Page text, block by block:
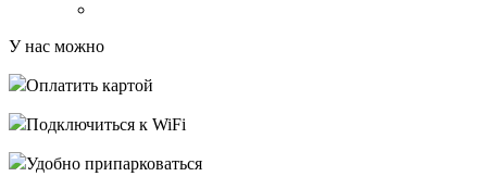
У нас можно
Оплатить картой
Подключиться к WiFi
Удобно припарковаться